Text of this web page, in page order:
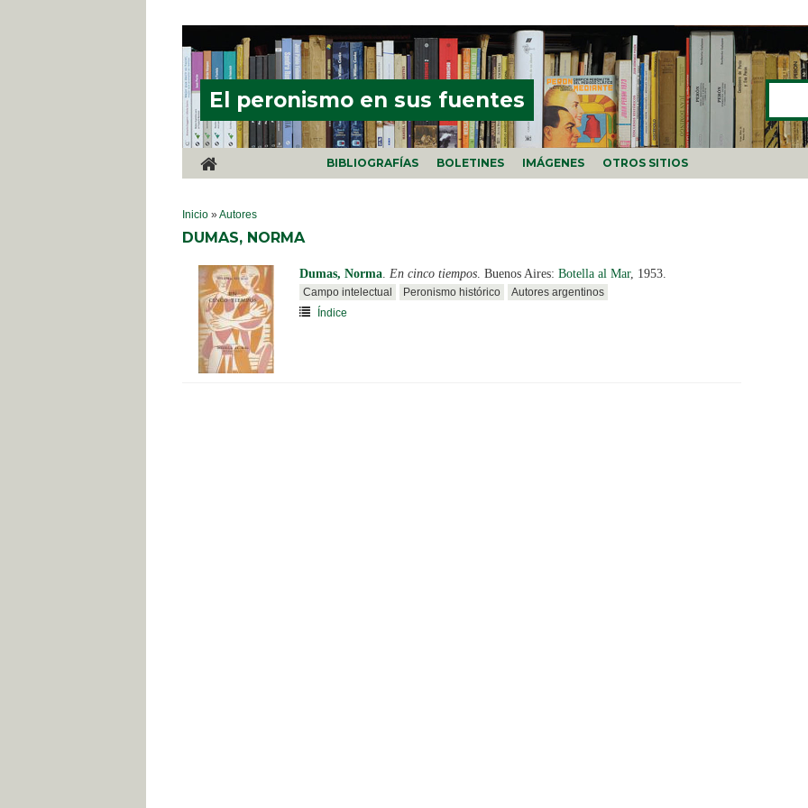
El peronismo en sus fuentes
Buscar
BIBLIOGRAFÍAS BOLETINES IMÁGENES OTROS SITIOS
SE ENCUENTRA USTED AQUÍ
Inicio »Autores
DUMAS, NORMA
Dumas, Norma. En cinco tiempos. Buenos Aires: Botella al Mar, 1953.
Campo intelectual Peronismo histórico
Autores argentinos
Índice